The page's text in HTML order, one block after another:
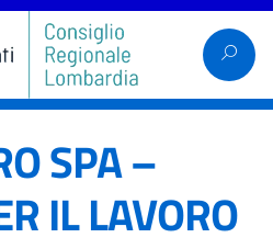
SPA –
IL LAVORO